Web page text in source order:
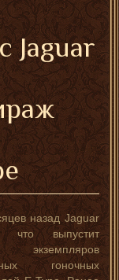
Jaguar
назад Jaguar
что выпустит
гоночных